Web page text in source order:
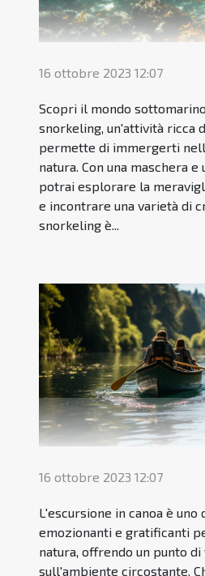
16 ottobre 2023 12:07
Scopri il mondo
snorkeling, un'attività ricca
permette di immergerti
natura. Con una maschera
potrai esplorare la
e incontrare una varietà di
snorkeling è...
16 ottobre 2023 12:07
L'escursione in canoa è uno
emozionanti e gratificanti
natura, offrendo un punto di
sull'ambiente circostante.